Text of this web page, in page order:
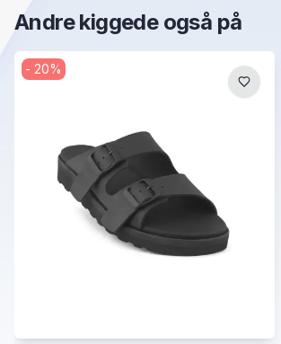
Andre kiggede også på
- 20%